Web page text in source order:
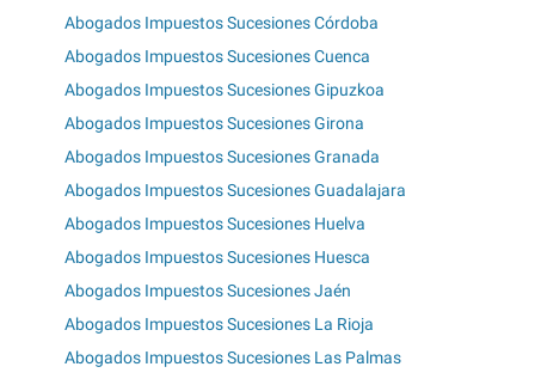
Abogados Impuestos Sucesiones Córdoba
Abogados Impuestos Sucesiones Cuenca
Abogados Impuestos Sucesiones Gipuzkoa
Abogados Impuestos Sucesiones Girona
Abogados Impuestos Sucesiones Granada
Abogados Impuestos Sucesiones Guadalajara
Abogados Impuestos Sucesiones Huelva
Abogados Impuestos Sucesiones Huesca
Abogados Impuestos Sucesiones Jaén
Abogados Impuestos Sucesiones La Rioja
Abogados Impuestos Sucesiones Las Palmas